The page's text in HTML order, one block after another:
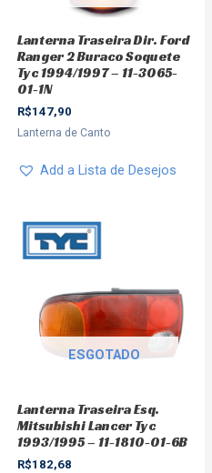
Lanterna Traseira Dir. Ford
Ranger 2 Buraco Soquete
Tyc 1994/1997 – 11-3065-
01-1N
R$147,90
Lanterna de Canto
Add a Lista de Desejos
ESGOTADO
Lanterna Traseira Esq.
Mitsubishi Lancer Tyc
1993/1995 – 11-1810-01-6B
R$182,68